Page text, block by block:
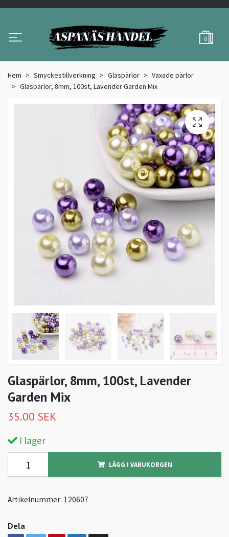
0
Hem Smyckestillverkning Glaspärlor
Vaxade pärlor
Glaspärlor, 8mm, 100st, Lavender Garden Mix
Glaspärlor, 8mm, 100st, Lavender
Garden Mix
35.00 SEK
I lager
LÄGG I VARUKORGEN
Artikelnummer: 120607
Dela